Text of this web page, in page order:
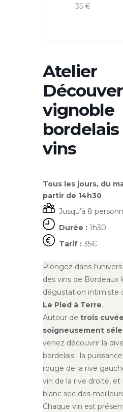
35 €
Atelier
vignoble
bordelais
vins
Tous les jours, du
partir de 14h30
Jusqu’à 8
Durée : 1h30
Tarif : 35€
Plongez dans
des vins de Bordeaux
dégustation intimiste
Le Pied à Terre.
Autour de trois
soigneusement
venez découvrir la
bordelais : la
rouge de la rive
vin de la rive droite, et
blanc sec des
Chaque vin est